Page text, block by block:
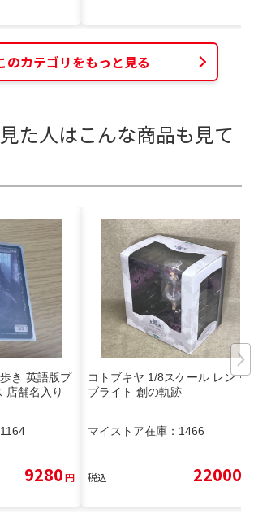
のカテゴリをもっと見る
た人はこんな商品も見て
き 英語版プ
店舗名入り
1164
9280円
コトブキヤ 1/8スケール レン・
ブライト 創の軌跡
マイストア在庫： 1466
税込 22000